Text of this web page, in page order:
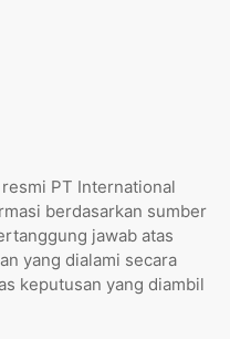
PT International
berdasarkan sumber
jawab atas
yang dialami secara
keputusan yang diambil